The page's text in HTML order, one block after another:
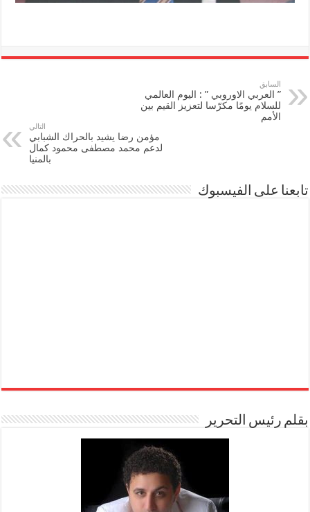
السابق
” العربي الاوروبي ” : اليوم العالمي
للسلام يومًا مكرّسا لتعزيز القيم بين
الأمم
التالي
مؤمن رضا يشيد بالحراك الشبابي
لدعم محمد مصطفى محمود كمال
بالمنيا
تابعنا على الفيسبوك
بقلم رئيس التحرير